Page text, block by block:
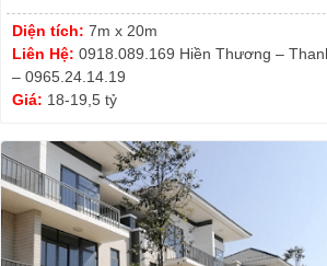
Diện tích: 7m x 20m
Liên Hệ: 0918.089.169 Hiền Thương –
– 0965.24.14.19
Giá: 18-19,5 tỷ